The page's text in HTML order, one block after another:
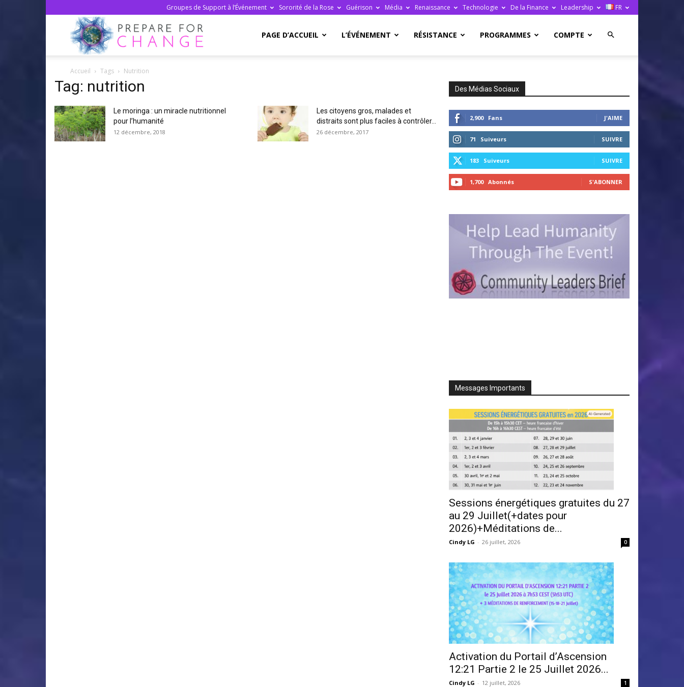
Groupes de Support à l’Événement Sororité de la Rose Guérison Média Renaissance Technologie De la Finance Leadership FR
Change
PAGE D’ACCUEIL L’ÉVÉNEMENT RÉSISTANCE PROGRAMMES COMPTE
Accueil Tags Nutrition
Tag: nutrition
Le moringa : un miracle nutritionnel
pour l’humanité
12 décembre, 2018
Les citoyens gros, malades et
distraits sont plus faciles à contrôler...
26 décembre, 2017
Des Médias Sociaux
2,900 Fans J'AIME
71 Suiveurs SUIVRE
183 Suiveurs SUIVRE
1,700 Abonnés S'ABONNER
Messages Importants
Sessions énergétiques gratuites du 27
au 29 Juillet(+dates pour
2026)+Méditations de...
Cindy LG - 26 juillet, 2026 0
Activation du Portail d’Ascension
12:21 Partie 2 le 25 Juillet 2026...
Cindy LG - 12 juillet, 2026 1